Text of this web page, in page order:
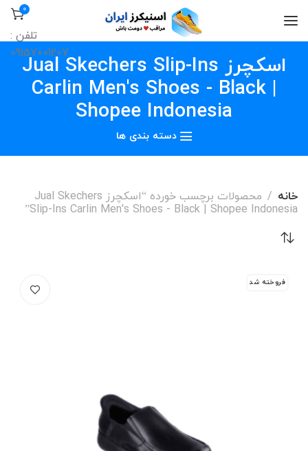
0
تلفن :
09157001207
اسکچرز Jual Skechers Slip-Ins
Carlin Men's Shoes - Black |
Shopee Indonesia
دسته بندی ها
خانه
محصولات برچسب خورده “اسکچرز Jual Skechers
Slip-Ins Carlin Men's Shoes - Black | Shopee Indonesia”
فروخته شد